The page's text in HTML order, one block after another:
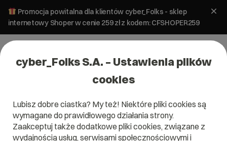
Promocja powitalna dla klientów cyber_Folks - sklep
internetowy Shoper w cenie 259 zł z kodem: CFSHOPER259
#sklep online
cyber_Folks S.A. – Ustawienia plików
cookies
Lubisz dobre ciastka? My też! Niektóre pliki cookies są
wymagane do prawidłowego działania strony.
Zaakceptuj także dodatkowe pliki cookies, związane z
wydajnością usług, serwisami społecznościowymi i